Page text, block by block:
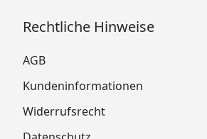
Rechtliche Hinweise
AGB
Kundeninformationen
Widerrufsrecht